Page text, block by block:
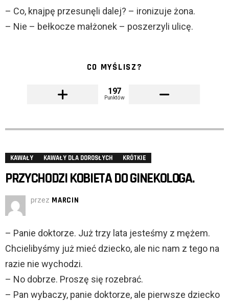
– Co, knajpę przesunęli dalej? – ironizuje żona.
– Nie – bełkocze małżonek – poszerzyli ulicę.
CO MYŚLISZ?
197
Punktów
KAWAŁY KAWAŁY DLA DOROSŁYCH KRÓTKIE
PRZYCHODZI KOBIETA DO GINEKOLOGA.
przez MARCIN
– Panie doktorze. Już trzy lata jesteśmy z mężem.
Chcielibyśmy już mieć dziecko, ale nic nam z tego na
razie nie wychodzi.
– No dobrze. Proszę się rozebrać.
– Pan wybaczy, panie doktorze, ale pierwsze dziecko